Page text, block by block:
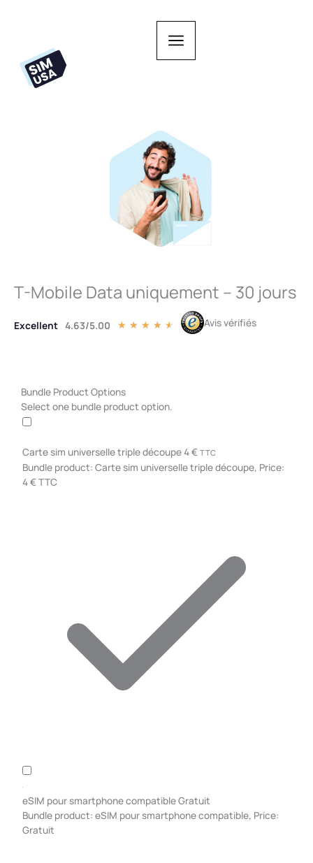
T-Mobile Data uniquement – 30 jours
Excellent 4.63/5.00 ★ ★ ★ ★ ★ Noté
Avis vérifiés
Bundle Product Options
Select one bundle product option.
Carte sim universelle triple découpe4€ TTC
Bundle product: Carte sim universelle triple découpe, Price:
4 € TTC
eSIM pour smartphone compatibleGratuit
Bundle product: eSIM pour smartphone compatible, Price:
Gratuit
quantité
de
Data
uniquement